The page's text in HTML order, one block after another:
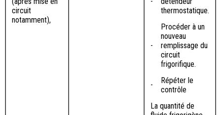
circuit
notamment),
thermostatique.
-
Procéder à un
nouveau
remplissage du
circuit
frigorifique.
-
Répéter le
contrôle
La quantité de